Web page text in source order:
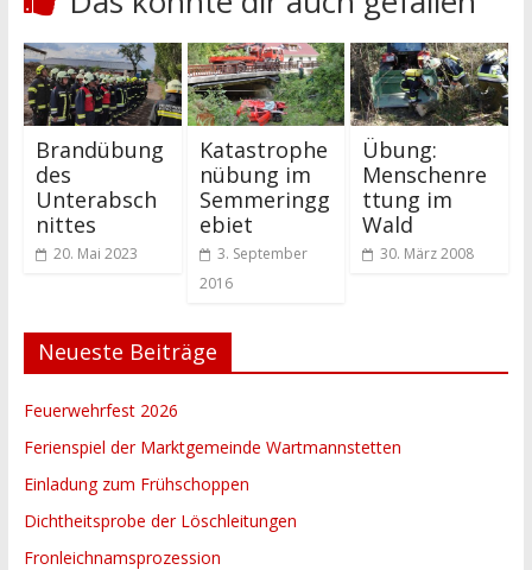
Brandübung
des
Unterabsch
nittes
20. Mai 2023
Katastrophe
nübung im
Semmeringg
ebiet
3. September
2016
Übung:
Menschenre
ttung im
Wald
30. März 2008
Neueste Beiträge
Feuerwehrfest 2026
Ferienspiel der Marktgemeinde Wartmannstetten
Einladung zum Frühschoppen
Dichtheitsprobe der Löschleitungen
Fronleichnamsprozession